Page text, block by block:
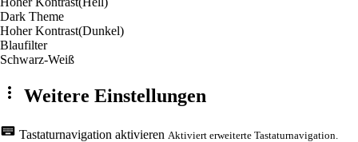
Dark Theme
Hoher Kontrast(Dunkel)
Blaufilter
Schwarz-Weiß
Weitere Einstellungen
Tastaturnavigation aktivieren Aktiviert erweiterte Tastaturnavigation.